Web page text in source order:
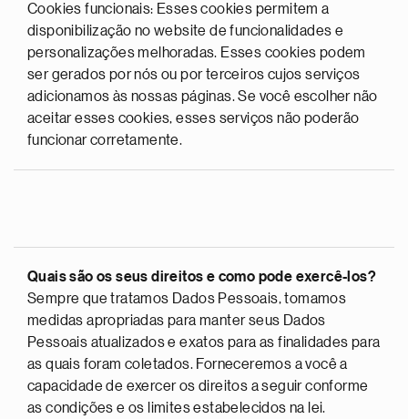
Cookies funcionais: Esses cookies permitem a
disponibilização no website de funcionalidades e
personalizações melhoradas. Esses cookies podem
ser gerados por nós ou por terceiros cujos serviços
adicionamos às nossas páginas. Se você escolher não
aceitar esses cookies, esses serviços não poderão
funcionar corretamente.
Quais são os seus direitos e como pode exercê-los?
Sempre que tratamos Dados Pessoais, tomamos
medidas apropriadas para manter seus Dados
Pessoais atualizados e exatos para as finalidades para
as quais foram coletados. Forneceremos a você a
capacidade de exercer os direitos a seguir conforme
as condições e os limites estabelecidos na lei.